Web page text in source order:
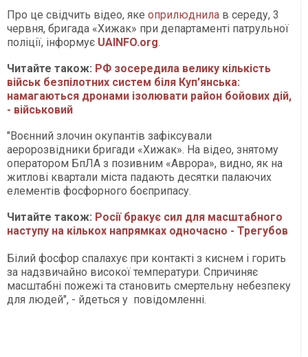
Про це свідчить відео, яке оприлюднила в середу, 3
червня, бригада «Хижак» при департаменті патрульної
поліції, інформує UAINFO.org.
Читайте також: РФ зосередила велику кількість
військ безпілотних систем біля Куп'янська:
намагаються дронами ізолювати район бойових дій,
- військовий
"Воєнний злочин окупантів зафіксували
аеророзвідники бригади «Хижак». На відео, знятому
оператором БпЛА з позивним «Аврора», видно, як на
житлові квартали міста падають десятки палаючих
елементів фосфорного боєприпасу.
Читайте також: Росії бракує сил для масштабного
наступу на кількох напрямках одночасно - Трегубов
Білий фосфор спалахує при контакті з киснем і горить
за надзвичайно високої температури. Спричиняє
масштабні пожежі та становить смертельну небезпеку
для людей", - йдеться у повідомленні.